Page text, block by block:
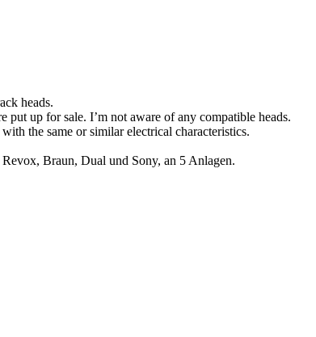
heads.
up for sale. I’m not aware of any compatible heads.
the same or similar electrical characteristics.
Braun, Dual und Sony, an 5 Anlagen.